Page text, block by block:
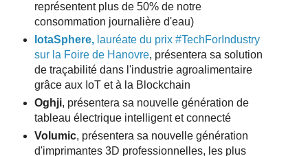
représentent plus de 50% de notre
consommation journalière d'eau)
IotaSphere, lauréate du prix #TechForIndustry
sur la Foire de Hanovre, présentera sa solution
de traçabilité dans l'industrie agroalimentaire
grâce aux IoT et à la Blockchain
Oghji, présentera sa nouvelle génération de
tableau électrique intelligent et connecté
Volumic, présentera sa nouvelle génération
d'imprimantes 3D professionnelles, les plus